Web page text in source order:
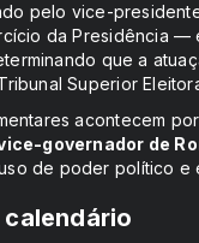
pelo vice-
da Presidência —
que a
Superior
acontecem
governador de
de poder político e
calendário